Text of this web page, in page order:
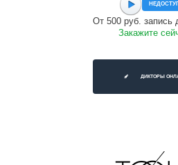
От 500 руб. запись
Закажите
ДИКТОРЫ